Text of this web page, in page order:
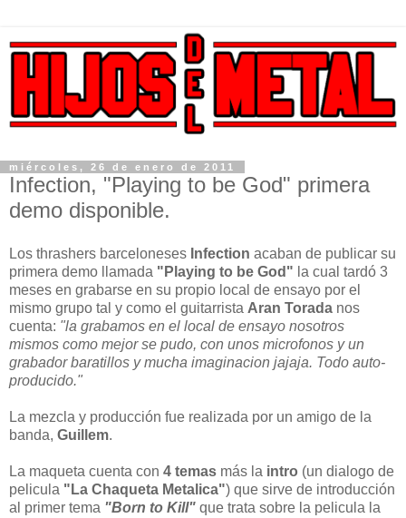
miércoles, 26 de enero de 2011
Infection, "Playing to be God" primera
demo disponible.
Los thrashers barceloneses Infection acaban de publicar su
primera demo llamada "Playing to be God" la cual tardó 3
meses en grabarse en su propio local de ensayo por el
mismo grupo tal y como el guitarrista Aran Torada nos
cuenta: "la grabamos en el local de ensayo nosotros
mismos como mejor se pudo, con unos microfonos y un
grabador baratillos y mucha imaginacion jajaja. Todo auto-
producido."
La mezcla y producción fue realizada por un amigo de la
banda, Guillem.
La maqueta cuenta con 4 temas más la intro (un dialogo de
pelicula "La Chaqueta Metalica") que sirve de introducción
al primer tema "Born to Kill" que trata sobre la pelicula la